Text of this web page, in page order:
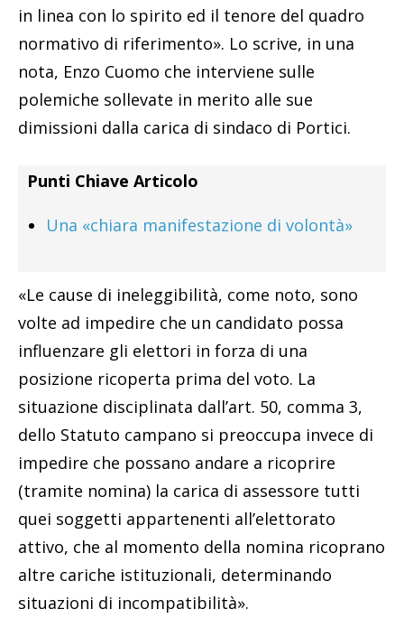
in linea con lo spirito ed il tenore del quadro
normativo di riferimento». Lo scrive, in una
nota, Enzo Cuomo che interviene sulle
polemiche sollevate in merito alle sue
dimissioni dalla carica di sindaco di Portici.
Punti Chiave Articolo
Una «chiara manifestazione di volontà»
«Le cause di ineleggibilità, come noto, sono
volte ad impedire che un candidato possa
influenzare gli elettori in forza di una
posizione ricoperta prima del voto. La
situazione disciplinata dall’art. 50, comma 3,
dello Statuto campano si preoccupa invece di
impedire che possano andare a ricoprire
(tramite nomina) la carica di assessore tutti
quei soggetti appartenenti all’elettorato
attivo, che al momento della nomina ricoprano
altre cariche istituzionali, determinando
situazioni di incompatibilità».